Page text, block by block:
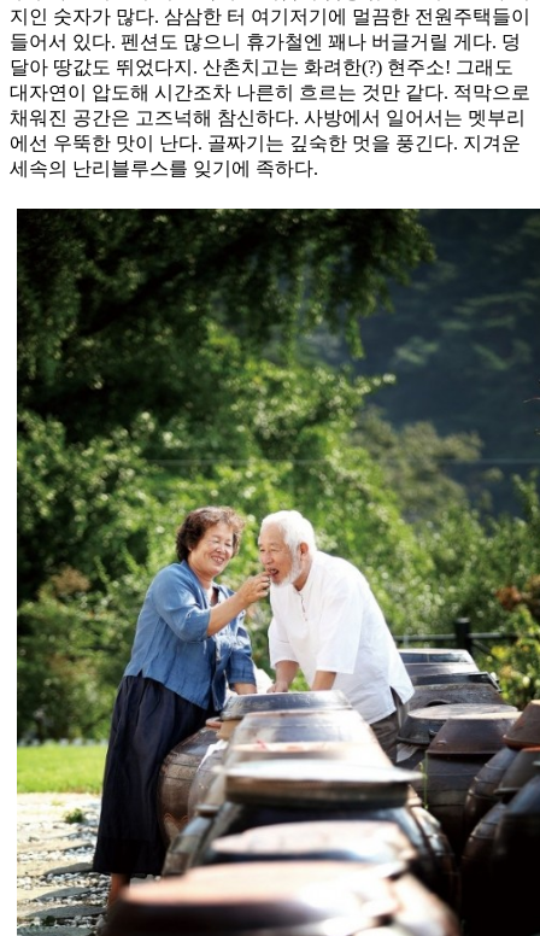
지인 숫자가 많다. 삼삼한 터 여기저기에 멀끔한 전원주택들이
들어서 있다. 펜션도 많으니 휴가철엔 꽤나 버글거릴 게다. 덩
달아 땅값도 뛰었다지. 산촌치고는 화려한(?) 현주소! 그래도
대자연이 압도해 시간조차 나른히 흐르는 것만 같다. 적막으로
채워진 공간은 고즈넉해 참신하다. 사방에서 일어서는 멧부리
에선 우뚝한 맛이 난다. 골짜기는 깊숙한 멋을 풍긴다. 지겨운
세속의 난리블루스를 잊기에 족하다.